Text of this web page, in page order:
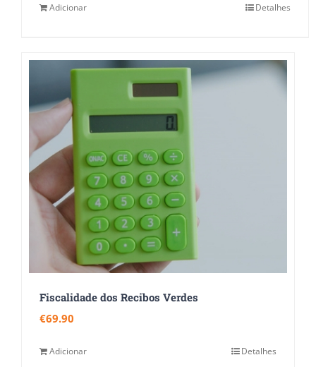
Adicionar Detalhes
Fiscalidade dos Recibos Verdes
€69.90
Adicionar Detalhes